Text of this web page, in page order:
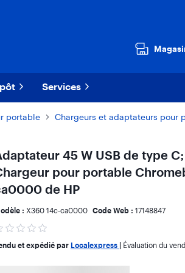
Services
portable Chargeurs et adaptateurs pour
45 W USB de type
pour portable
de HP
: X360 14c-ca0000 Code Web : 17148847
et expédié par Localexpress Évaluation du